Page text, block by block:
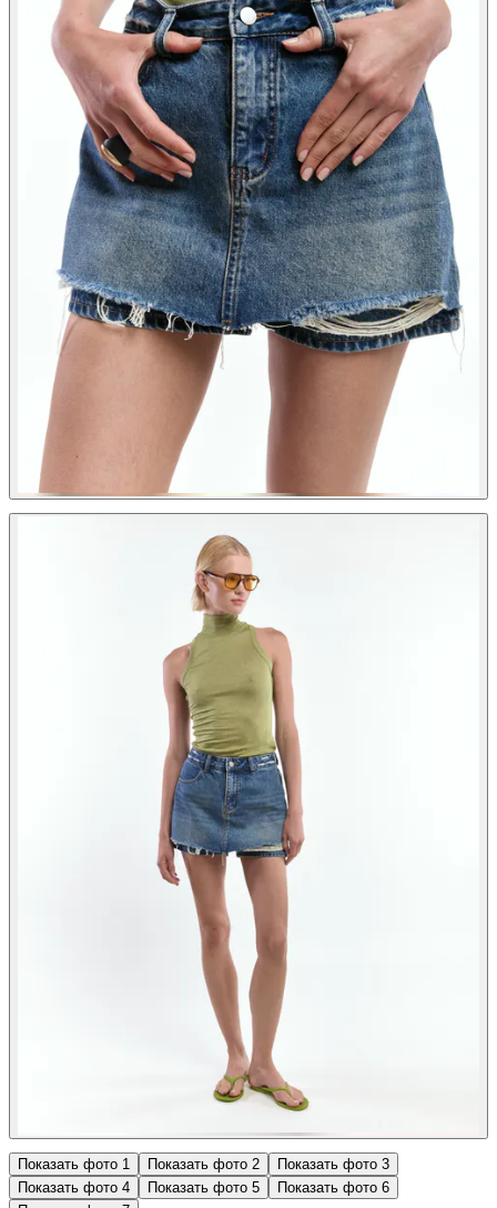
Показать фото 1 Показать фото 2 Показать фото 3
Показать фото 4 Показать фото 5 Показать фото 6